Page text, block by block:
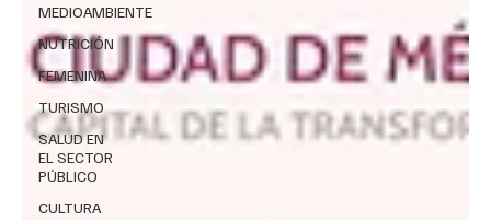
MEDIOAMBIENTE
NUTRICIÓN
FEMENINA
TURISMO
SALUD EN
EL SECTOR
PÚBLICO
CULTURA